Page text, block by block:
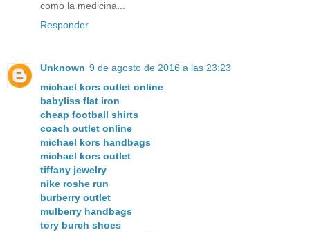
como la medicina...
Responder
Unknown 9 de agosto de 2016 a las 23:23
michael kors outlet online
babyliss flat iron
cheap football shirts
coach outlet online
michael kors handbags
michael kors outlet
tiffany jewelry
nike roshe run
burberry outlet
mulberry handbags
tory burch shoes